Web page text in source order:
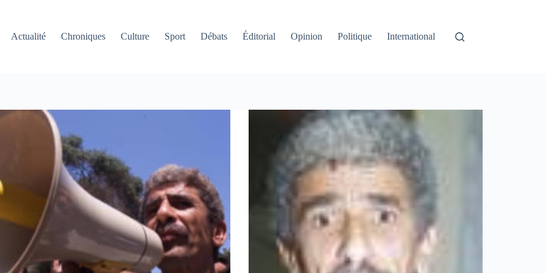
Actualité
Chroniques Culture Sport Débats Éditorial Opinion Politique International